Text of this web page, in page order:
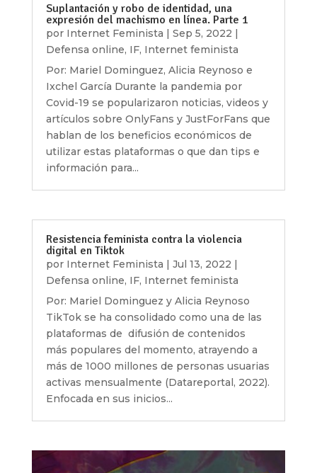
Suplantación y robo de identidad, una
expresión del machismo en línea. Parte 1
por Internet Feminista | Sep 5, 2022 |
Defensa online, IF, Internet feminista
Por: Mariel Dominguez, Alicia Reynoso e
Ixchel García Durante la pandemia por
Covid-19 se popularizaron noticias, videos y
artículos sobre OnlyFans y JustForFans que
hablan de los beneficios económicos de
utilizar estas plataformas o que dan tips e
información para...
Resistencia feminista contra la violencia
digital en Tiktok
por Internet Feminista | Jul 13, 2022 |
Defensa online, IF, Internet feminista
Por: Mariel Dominguez y Alicia Reynoso
TikTok se ha consolidado como una de las
plataformas de difusión de contenidos
más populares del momento, atrayendo a
más de 1000 millones de personas usuarias
activas mensualmente (Datareportal, 2022).
Enfocada en sus inicios...